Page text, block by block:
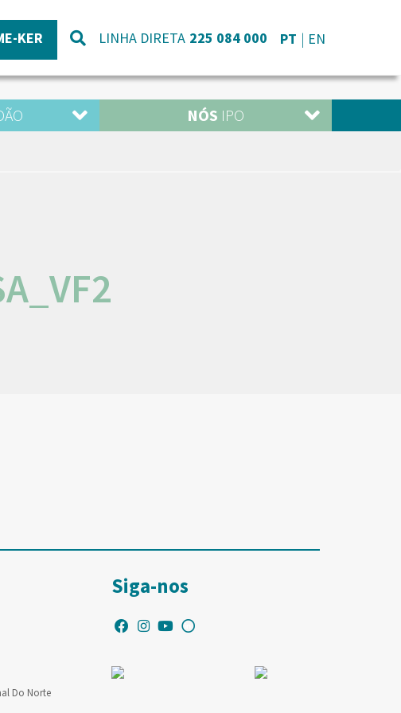
KER LINHA DIRETA 225 084 000 PT EN
NÓS IPO
Do Norte
Siga-nos